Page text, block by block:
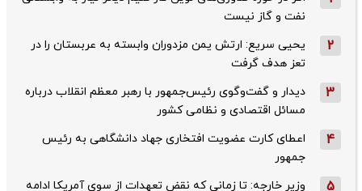
نفت و گاز نیست
2
یحیی سریع: ارتش یمن مزدوران وابسته به عربستان را در
تعز هدف گرفت
3
دیدار و گفت‌وگوی رئیس‌جمهور با رهبر معظم انقلاب درباره
مسائل اقتصادی و نظامی کشور
4
اعطای کارت عضویت افتخاری جهاد دانشگاهی به رئیس‌
جمهور
5
وزیر خارجه: تا زمانی که نقض تعهدات از سوی آمریکا ادامه